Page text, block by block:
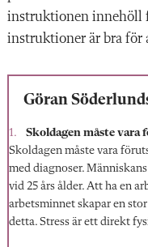
instruktionen innehöll
instruktioner är bra för
Göran
Skoldagen måste vara
Skoldagen måste vara
med diagnoser.
vid 25 års ålder. Att ha en
arbetsminnet skapar en
detta. Stress är ett direkt